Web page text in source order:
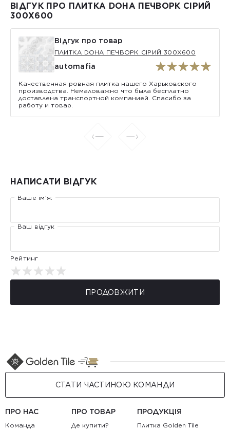
ВІДГУК ПРО ПЛИТКА DOHA ПЕЧВОРК СІРИЙ
300Х600
Відгук про товар
ПЛИТКА DOHA ПЕЧВОРК СІРИЙ 300Х600
automafia
Качественная ровная плитка нашего Харьковского
производства. Немаловажно что была бесплатно
доставлена транспортной компанией. Спасибо за
работу и товар.
НАПИСАТИ ВІДГУК
Ваше ім’я:
Ваш відгук
Рейтинг
ПРОДОВЖИТИ
СТАТИ ЧАСТИНОЮ КОМАНДИ
ПРО НАС
Команда
ПРО ТОВАР
Де купити?
ПРОДУКЦІЯ
Плитка Golden Tile